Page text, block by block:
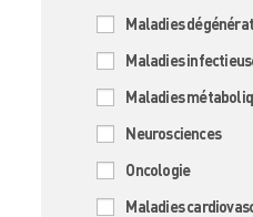
Maladies
Maladies
Maladies
Neurosciences
Oncologie
Maladies